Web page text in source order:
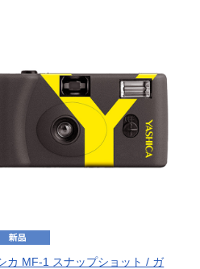
カ MF-1 スナップショット / ガ